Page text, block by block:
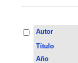
Autor
Título
Año